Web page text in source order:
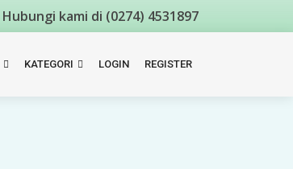
Hubungi kami di (0274) 4531897
KATEGORI LOGIN REGISTER